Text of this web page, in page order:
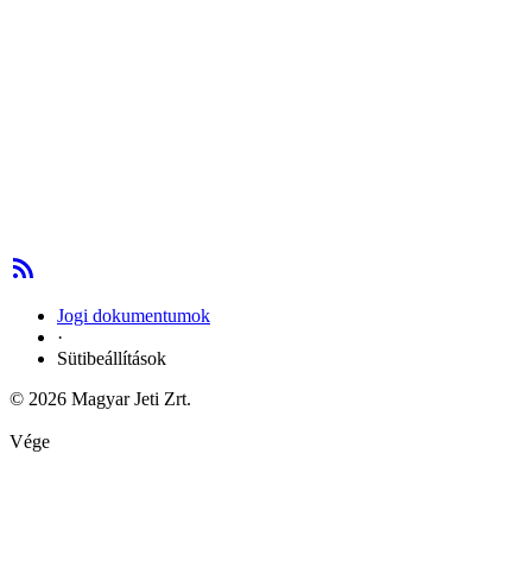
Jogi dokumentumok
·
Sütibeállítások
© 2026 Magyar Jeti Zrt.
Vége